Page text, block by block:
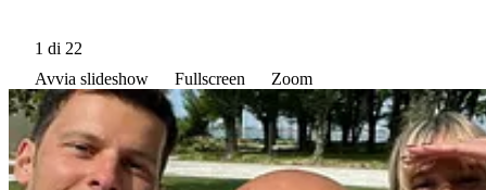
1 di 22
Avvia slideshow
Fullscreen Zoom